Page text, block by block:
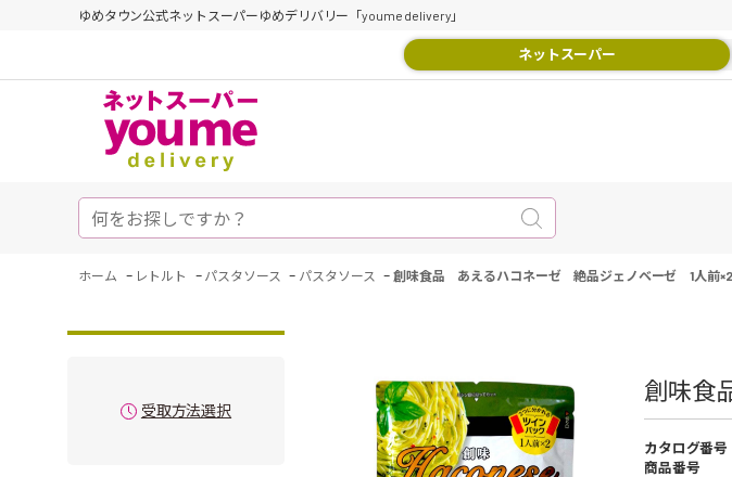
ゆめタウン公式ネットスーパーゆめデリバリー「youme delivery」
ネットスーパー
ホーム - レトルト - パスタソース - パスタソース -創味食品 あえるハコネーゼ 絶品ジェノベーゼ 1人前×2
受取方法選択
創味食
カタログ番号
商品番号